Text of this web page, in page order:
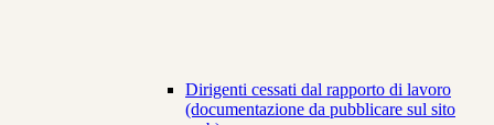
Dirigenti cessati dal rapporto di lavoro
(documentazione da pubblicare sul sito